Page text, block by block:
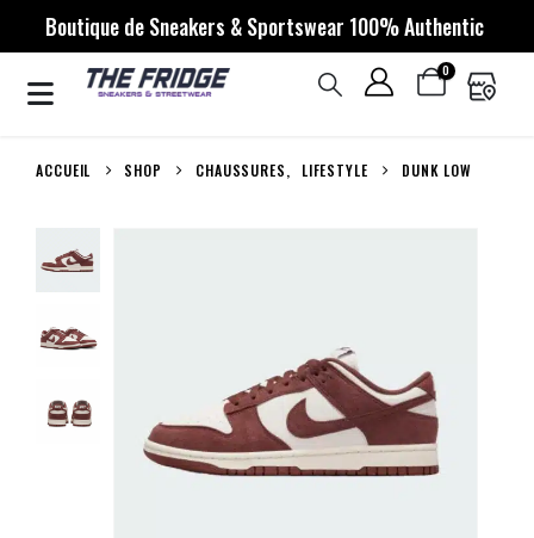
Boutique de Sneakers & Sportswear 100% Authentic
0
ACCUEIL SHOP CHAUSSURES, LIFESTYLE DUNK LOW